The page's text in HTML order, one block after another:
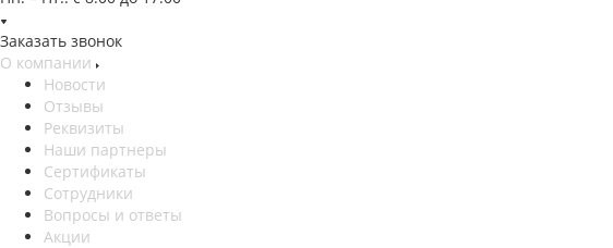
Заказать звонок
О компании
Новости
Отзывы
Реквизиты
Наши партнеры
Сертификаты
Сотрудники
Вопросы и ответы
Акции